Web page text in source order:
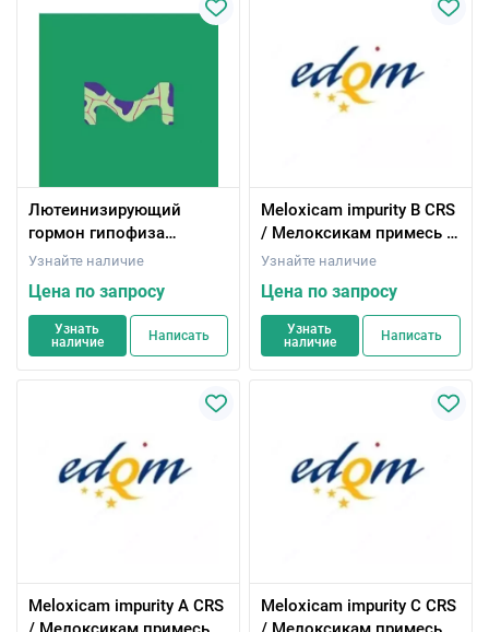
Лютеинизирующий
гормон гипофиза
человека, ≥8500 МЕ/
Узнайте наличие
Цена по запросу
Узнать
наличие
Написать
Мeloxicam impurity B CRS
/ Мелоксикам примесь B
CRS
Узнайте наличие
Цена по запросу
Узнать
наличие
Написать
Мeloxicam impurity A CRS
Мeloxicam impurity C CRS